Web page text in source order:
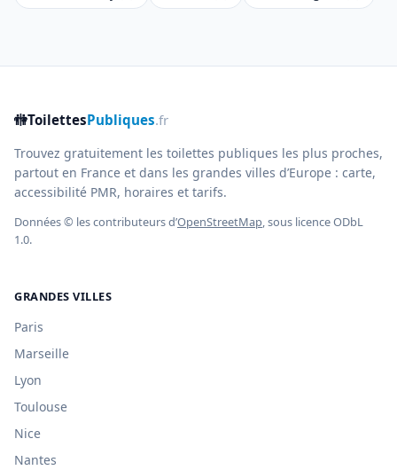
🚻ToilettesPubliques.fr
Trouvez gratuitement les toilettes publiques les plus proches,
partout en France et dans les grandes villes d’Europe : carte,
accessibilité PMR, horaires et tarifs.
Données © les contributeurs d’OpenStreetMap, sous licence ODbL
1.0.
GRANDES VILLES
Paris
Marseille
Lyon
Toulouse
Nice
Nantes